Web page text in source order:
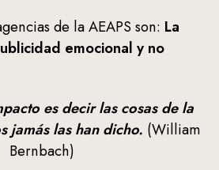
de la AEAPS son: La
emocional y no
es decir las cosas de la
jamás las han dicho. (William
Bernbach)